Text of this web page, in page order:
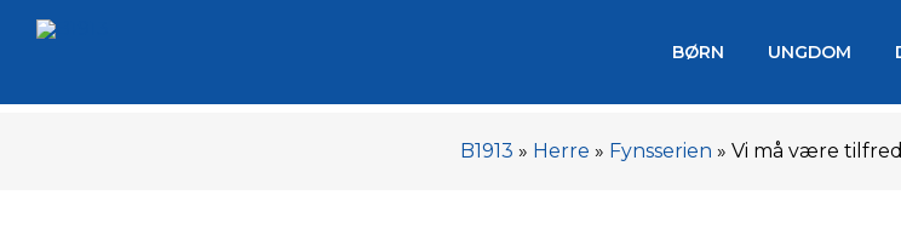
BØRN UNGDOM
B1913 » Herre » Fynsserien » Vi må være